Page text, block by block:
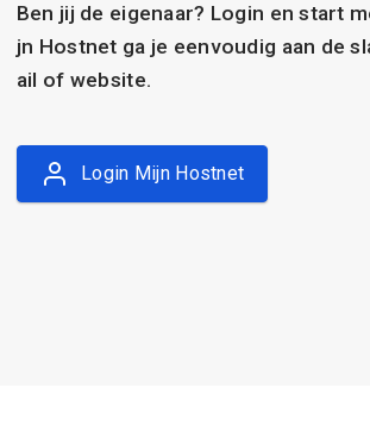
Ben jij de eigenaar? Login en start
jn Hostnet ga je eenvoudig aan de
ail of website.
Login Mijn Hostnet